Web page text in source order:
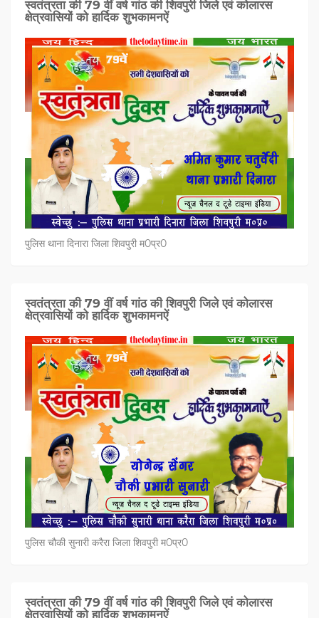
स्वतंत्रता की 79 वीं वर्ष गांठ की शिवपुरी जिले एवं कोलारस
क्षेत्रवासियों को हार्दिक शुभकामनऐं
पुलिस थाना दिनारा जिला शिवपुरी म0प्र0
स्वतंत्रता की 79 वीं वर्ष गांठ की शिवपुरी जिले एवं कोलारस
क्षेत्रवासियों को हार्दिक शुभकामनऐं
पुलिस चौकी सुनारी करैरा जिला शिवपुरी म0प्र0
स्वतंत्रता की 79 वीं वर्ष गांठ की शिवपुरी जिले एवं कोलारस
क्षेत्रवासियों को हार्दिक शुभकामनऐं